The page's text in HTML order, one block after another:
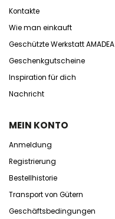
Kontakte
Wie man einkauft
Geschützte Werkstatt AMADEA
Geschenkgutscheine
Inspiration für dich
Nachricht
MEIN KONTO
Anmeldung
Registrierung
Bestellhistorie
Transport von Gütern
Geschäftsbedingungen